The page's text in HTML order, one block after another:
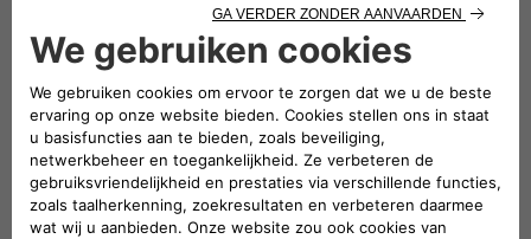
beschikbaarheid
De originele Jeep® onderdelen van Mopar
worden naast de Jeep® wagens ontwikkeld
en zijn daarom volledig geïntegreerd en even
technologisch geavanceerd als elk nieuw
model. Bovendien zijn de onderdelen
verkrijgbaar vanaf de lancering van elk nieuw
model. Zo kunnen wij de beschikbaarheid van
de onderdelen garanderen.